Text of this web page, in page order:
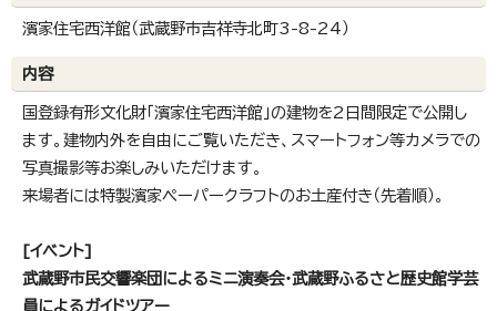
濱家住宅西洋館（武蔵野市吉祥寺北町3-8-24）
内容
国登録有形文化財「濱家住宅西洋館」の建物を2日間限定で公開し
ます。建物内外を自由にご覧いただき、スマートフォン等カメラでの
写真撮影等お楽しみいただけます。
来場者には特製濱家ペーパークラフトのお土産付き（先着順）。
[イベント]
武蔵野市民交響楽団によるミニ演奏会・武蔵野ふるさと歴史館学芸
員によるガイドツアー